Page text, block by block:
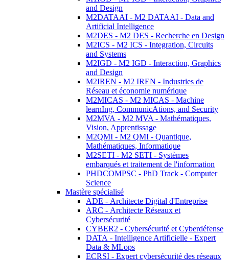
and Design
M2DATAAI - M2 DATAAI - Data and
Artificial Intelligence
M2DES - M2 DES - Recherche en Design
M2ICS - M2 ICS - Integration, Circuits
and Systems
M2IGD - M2 IGD - Interaction, Graphics
and Design
M2IREN - M2 IREN - Industries de
Réseau et économie numérique
M2MICAS - M2 MICAS - Machine
learnIng, CommunicAtions, and Security
M2MVA - M2 MVA - Mathématiques,
Vision, Apprentissage
M2QMI - M2 QMI - Quantique,
Mathématiques, Informatique
M2SETI - M2 SETI - Systèmes
embarqués et traitement de l'information
PHDCOMPSC - PhD Track - Computer
Science
Mastère spécialisé
ADE - Architecte Digital d'Entreprise
ARC - Architecte Réseaux et
Cybersécurité
CYBER2 - Cybersécurité et Cyberdéfense
DATA - Intelligence Artificielle - Expert
Data & MLops
ECRSI - Expert cybersécurité des réseaux